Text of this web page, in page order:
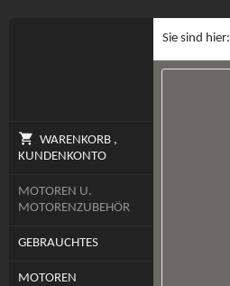
WARENKORB ,
KUNDENKONTO
MOTOREN U.
MOTORENZUBEHÖR
GEBRAUCHTES
MOTOREN
Sie sind hier: